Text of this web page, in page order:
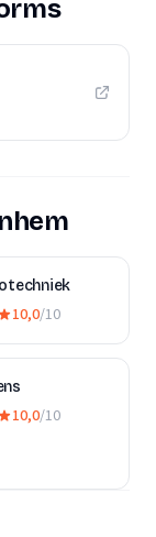
10,0/10
10,0/10